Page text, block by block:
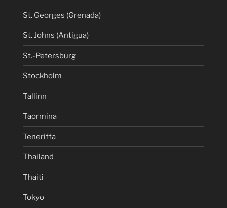
St. Georges (Grenada)
St. Johns (Antigua)
St.-Petersburg
Stockholm
Tallinn
Taormina
Teneriffa
Thailand
Thaiti
Tokyo